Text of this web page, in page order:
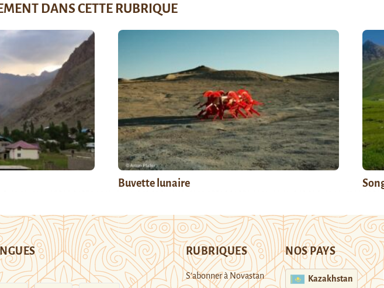
DANS CETTE RUBRIQUE
Buvette lunaire
RUBRIQUES
S’abonner à Novastan
NOS PAYS
Kazakhstan